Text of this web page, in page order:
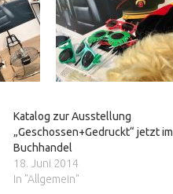
Katalog zur Ausstellung
„Geschossen+Gedruckt“ jetzt im
Buchhandel
18. Juni 2014
In "Allgemein"